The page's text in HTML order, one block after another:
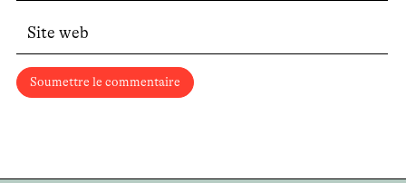
Soumettre le commentaire